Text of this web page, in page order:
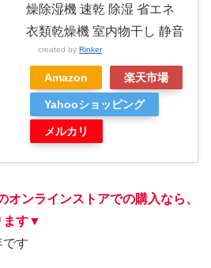
燥除湿機 速乾 除湿 省エネ
衣類乾燥機 室内物干し 静音
created by Rinker
Amazon 楽天市場
Yahooショッピング
メルカリ
オンラインストアでの購入なら、
ます▼
す